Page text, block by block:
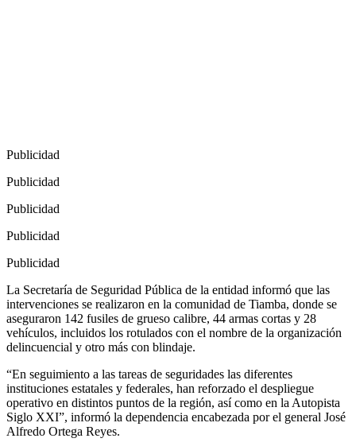
Publicidad
Publicidad
Publicidad
Publicidad
Publicidad
La Secretaría de Seguridad Pública de la entidad informó que las
intervenciones se realizaron en la comunidad de Tiamba, donde se
aseguraron 142 fusiles de grueso calibre, 44 armas cortas y 28
vehículos, incluidos los rotulados con el nombre de la organización
delincuencial y otro más con blindaje.
“En seguimiento a las tareas de seguridades las diferentes
instituciones estatales y federales, han reforzado el despliegue
operativo en distintos puntos de la región, así como en la Autopista
Siglo XXI”, informó la dependencia encabezada por el general José
Alfredo Ortega Reyes.